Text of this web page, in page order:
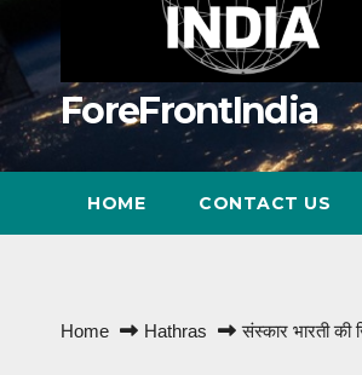
ForeFrontIndia
HOME CONTACT US
Home Hathras संस्कार भारती की